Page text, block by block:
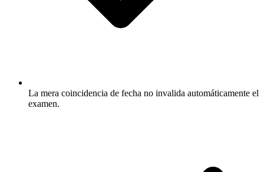
La mera coincidencia de fecha no invalida automáticamente el
examen.